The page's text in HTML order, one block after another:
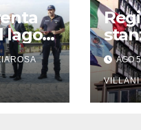
lago
diAGO
VILLANI